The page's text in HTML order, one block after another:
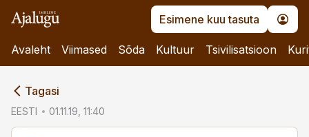
Esimene kuu tasuta
Avaleht Viimased Sõda Kultuur Tsivilisatsioon
Tagasi
EESTI 01.11.19, 11:40